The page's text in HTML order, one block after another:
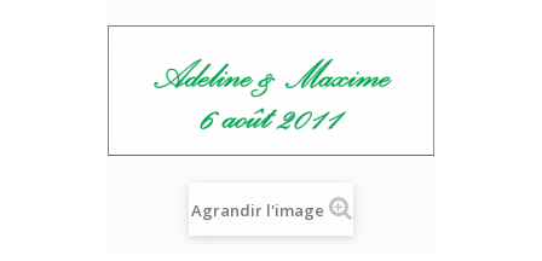
Agrandir l'image